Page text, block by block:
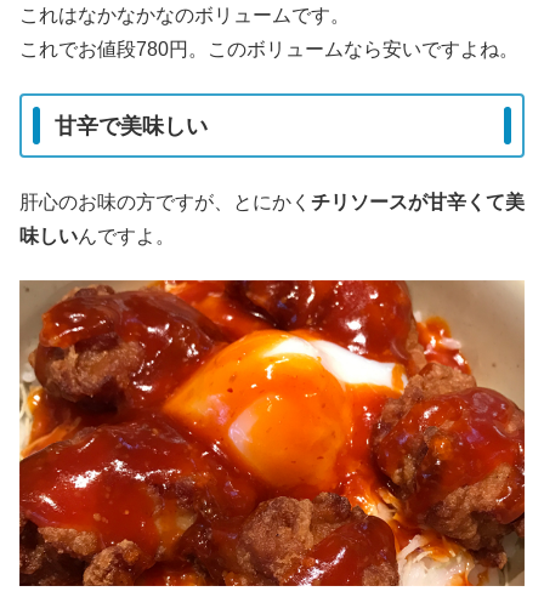
これはなかなかなのボリュームです。
これでお値段780円。このボリュームなら安いですよね。
甘辛で美味しい
肝心のお味の方ですが、とにかく チリソースが甘辛くて美
味しいんですよ。